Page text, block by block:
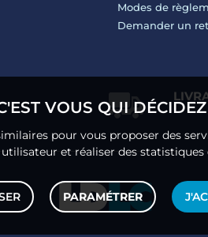
VOUS QUI
pour vous proposer des
et réaliser des statistiques
PARAMÉTRER
Modes de
Demander un